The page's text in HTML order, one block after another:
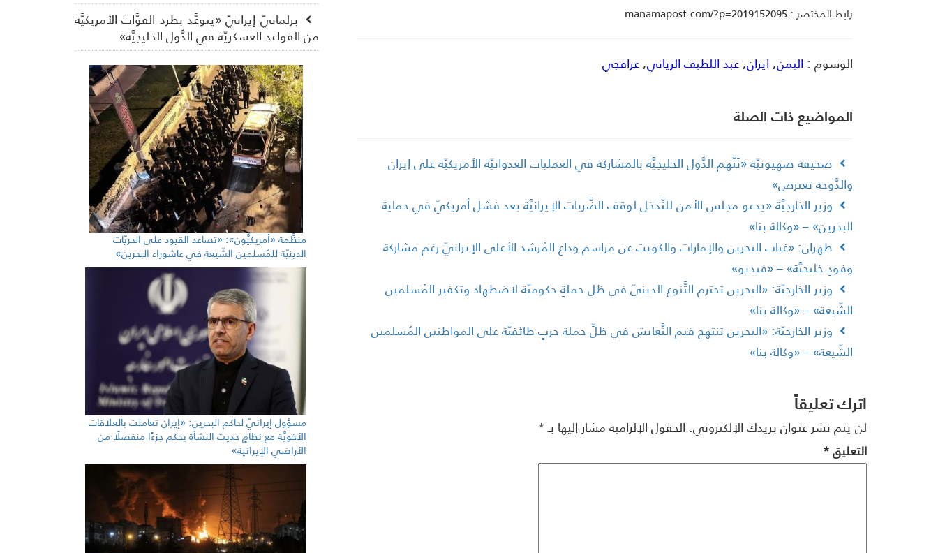
رابط المختصر : manamapost.com/?p=2019152095
الوسوم : اليمن, ايران,عبد اللطيف الزياني,عراقجي
المواضیع ذات الصلة
صحيفة صهيونيّة «تَتَّهم الدُّول الخليجيَّة بالمشاركة في العمليات العدوانيّة الأمريكيّة على إيران
والدَّوحة تعترض»
وزير الخارجيَّة «يدعو مجلس الأمن للتَّدَخل لوقف الضَّربات الإيرانيَّة بعد فشل أمريكيّ في حماية
البحرين» – «وكالة بنا»
طهران: «غياب البحرين والإمارات والكويت عن مراسم وداع المُرشد الأعلى الإيرانيّ رغم مشاركة
وفودٍ خليجيَّة» – «فيديو»
وزير الخارجيّة: «البحرين تحترم التَّنوع الدينيّ في ظل حملةٍ حكوميَّة لاضطهاد وتكفير المُسلمين
الشّيعة» – «وكالة بنا»
وزير الخارجيّة: «البحرين تنتهج قيم التَّعايش في ظلِّ حملةِ حربٍ طائفيَّة على المواطنين المُسلمين
الشّيعة» – «وكالة بنا»
اترك تعليقاً
لن يتم نشر عنوان بريدك الإلكتروني. الحقول الإلزامية مشار إليها بـ*
التعليق*
برلمانيّ إيرانيّ «يتوعَّد بطرد القوَّات الأمريكيَّة
من القواعد العسكريّة في الدُّول الخليجيَّة»
منظَّمة «أمريكيُّون»: «تصاعد القيود على الحريّات
الدينيّة للمُسلمين الشّيعة في عاشوراء البحرين»
مسؤول إيرانيّ لحاكم البحرين: «إيران تعاملت بالعلاقات
الأخويَّة مع نظامٍ حديث النشأة يحكم جزءًا منفصلًا من
الأراضي الإيرانية»